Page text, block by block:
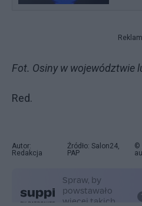
Fot. Osiny w województwie
Red.
Autor:
Redakcja
Źródło: Salon24,
PAP
©